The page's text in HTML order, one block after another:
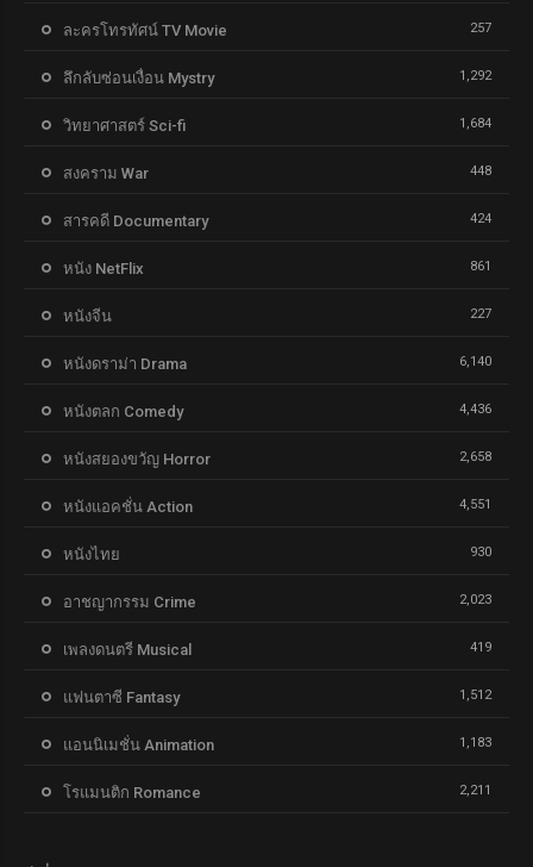
ละครโทรทัศน์ TV Movie 257
ลึกลับซ่อนเงื่อน Mystry 1,292
วิทยาศาสตร์ Sci-fi 1,684
สงคราม War 448
สารคดี Documentary 424
หนัง NetFlix 861
หนังจีน 227
หนังดราม่า Drama 6,140
หนังตลก Comedy 4,436
หนังสยองขวัญ Horror 2,658
หนังแอคชั่น Action 4,551
หนังไทย 930
อาชญากรรม Crime 2,023
เพลงดนตรี Musical 419
แฟนตาซี Fantasy 1,512
แอนนิเมชั่น Animation 1,183
โรแมนติก Romance 2,211